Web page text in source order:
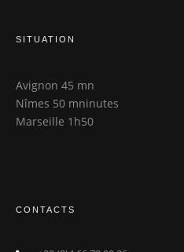
SITUATION
Avignon 45 mn
Nîmes 50 mninutes
Marseille 1h50
CONTACTS